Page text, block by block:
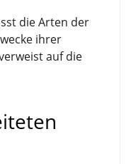
die Arten der
ihrer
auf die